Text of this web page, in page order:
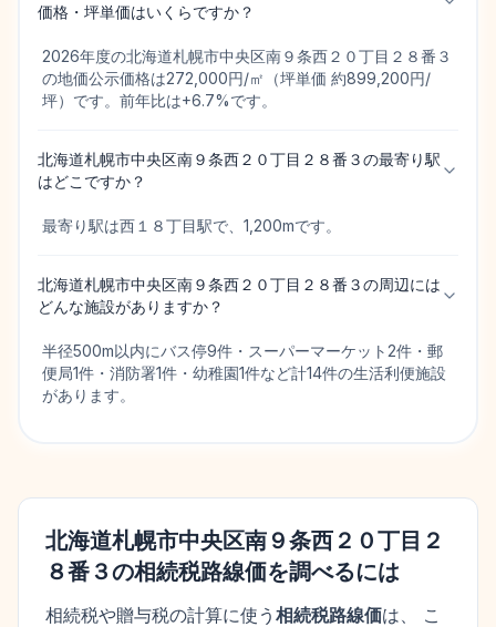
価格・坪単価はいくらですか？
2026年度の北海道札幌市中央区南９条西２０丁目２８番３
の地価公示価格は272,000円/㎡（坪単価 約899,200円/
坪）です。前年比は+6.7%です。
北海道札幌市中央区南９条西２０丁目２８番３の最寄り駅
はどこですか？
最寄り駅は西１８丁目駅で、1,200mです。
北海道札幌市中央区南９条西２０丁目２８番３の周辺には
どんな施設がありますか？
半径500m以内にバス停9件・スーパーマーケット2件・郵
便局1件・消防署1件・幼稚園1件など計14件の生活利便施設
があります。
北海道札幌市中央区南９条西２０丁目２
８番３の相続税路線価を調べるには
相続税や贈与税の計算に使う 相続税路線価は、 こ